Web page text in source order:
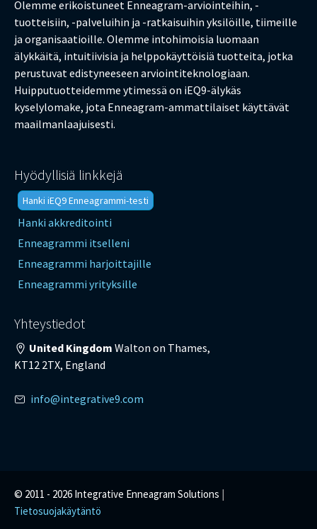
Olemme erikoistuneet Enneagram-arviointeihin, -
tuotteisiin, -palveluihin ja -ratkaisuihin yksilöille, tiimeille
ja organisaatioille. Olemme intohimoisia luomaan
älykkäitä, intuitiivisia ja helppokäyttöisiä tuotteita, jotka
perustuvat edistyneeseen arviointiteknologiaan.
Huipputuotteidemme ytimessä on iEQ9-älykäs
kyselylomake, jota Enneagram-ammattilaiset käyttävät
maailmanlaajuisesti.
Hyödyllisiä linkkejä
Hanki iEQ9 Enneagrammi-testi
Hanki akkreditointi
Enneagrammi itselleni
Enneagrammi harjoittajille
Enneagrammi yrityksille
Yhteystiedot
United Kingdom Walton on Thames,
KT12 2TX, England
info@integrative9.com
© 2011 - 2026 Integrative Enneagram Solutions |
Tietosuojakäytäntö